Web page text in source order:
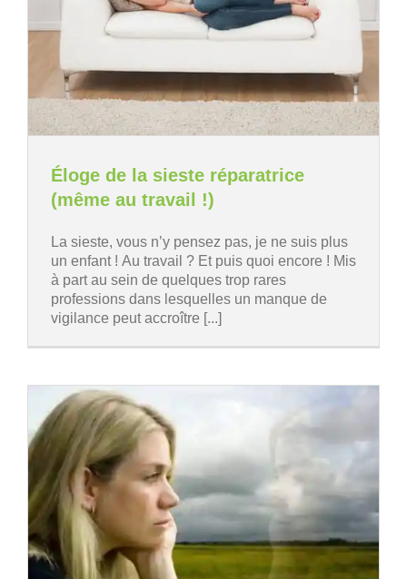
Éloge de la sieste réparatrice
(même au travail !)
La sieste, vous n’y pensez pas, je ne suis plus
un enfant ! Au travail ? Et puis quoi encore ! Mis
à part au sein de quelques trop rares
professions dans lesquelles un manque de
vigilance peut accroître [...]